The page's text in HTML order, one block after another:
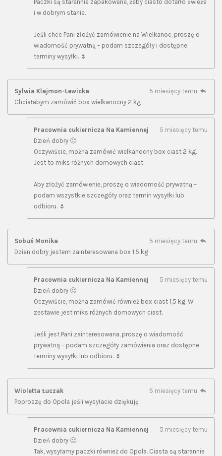
Paczki są starannie zapakowane, żeby ciasto dotarło świeże
i w dobrym stanie.
Jeśli chce Pani złożyć zamówienie na Wielkanoc, proszę o
wiadomość prywatną – podam szczegóły i dostępne
terminy wysyłki. 🌷
Sylwia Klajmon-Lewicka
5 miesięcy temu
Chciałabym zamówić box wielkanocny 2 kg
Pracownia cukiernicza Na Kamiennej
5 miesięcy temu
Dzień dobry 🙂
Oczywiście, można zamówić wielkanocny box ciast 2 kg.
Jest to miks różnych domowych ciast.
Aby złożyć zamówienie, proszę o wiadomość prywatną –
podam wszystkie szczegóły oraz termin wysyłki lub
odbioru. 🌷
Sobuś Monika
5 miesięcy temu
Dzien dobry jestem zainteresowana box 1,5 kg
Pracownia cukiernicza Na Kamiennej
5 miesięcy temu
Dzień dobry 🙂
Oczywiście, można zamówić również box ciast 1,5 kg. W
zestawie jest miks różnych domowych ciast.
Jeśli jest Pani zainteresowana, proszę o wiadomość
prywatną – podam szczegóły zamówienia oraz dostępne
terminy wysyłki lub odbioru. 🌷
Wioletta Łuczak
5 miesięcy temu
Poproszę do Opola jeśli wysyłacie dziękuję
Pracownia cukiernicza Na Kamiennej
5 miesięcy temu
Dzień dobry 🙂
Tak, wysyłamy paczki również do Opola. Ciasta są starannie